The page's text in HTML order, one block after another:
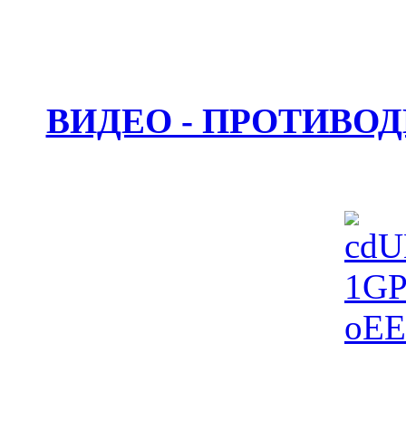
ВИДЕО -